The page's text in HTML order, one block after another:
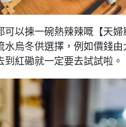
可以揀一碗熱辣辣嘅【天
水烏冬供選擇，例如價錢由
到紅磡就一定要去試試啦。